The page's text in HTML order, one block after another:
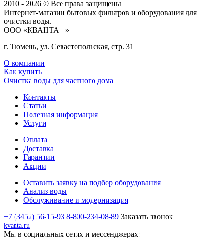
2010 - 2026 © Все права защищены
Интернет-магазин бытовых фильтров и оборудования для
очистки воды.
ООО «КВАНТА +»
г. Тюмень, ул. Севастопольская, стр. 31
О компании
Как купить
Очистка воды для частного дома
Контакты
Статьи
Полезная информация
Услуги
Оплата
Доставка
Гарантии
Акции
Оставить заявку на подбор оборудования
Анализ воды
Обслуживание и модернизация
+7 (3452) 56-15-93 8-800-234-08-89 Заказать звонок
kvanta.ru
Мы в социальных сетях и мессенджерах: